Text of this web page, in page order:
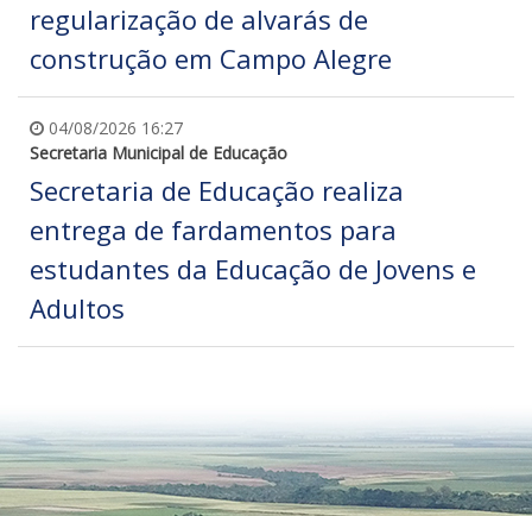
regularização de alvarás de
construção em Campo Alegre
04/08/2026 16:27
Secretaria Municipal de Educação
Secretaria de Educação realiza
entrega de fardamentos para
estudantes da Educação de Jovens e
Adultos